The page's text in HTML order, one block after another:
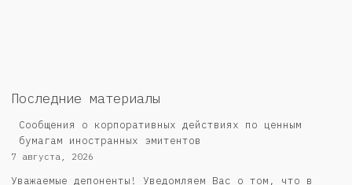
Последние материалы
Сообщения о корпоративных действиях по ценным
бумагам иностранных эмитентов
7 августа, 2026
Уважаемые депоненты! Уведомляем Вас о том, что в